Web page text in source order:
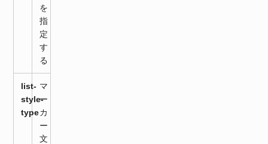
を
指
定
す
る
list-
style-
type
マ
ー
カ
ー
文